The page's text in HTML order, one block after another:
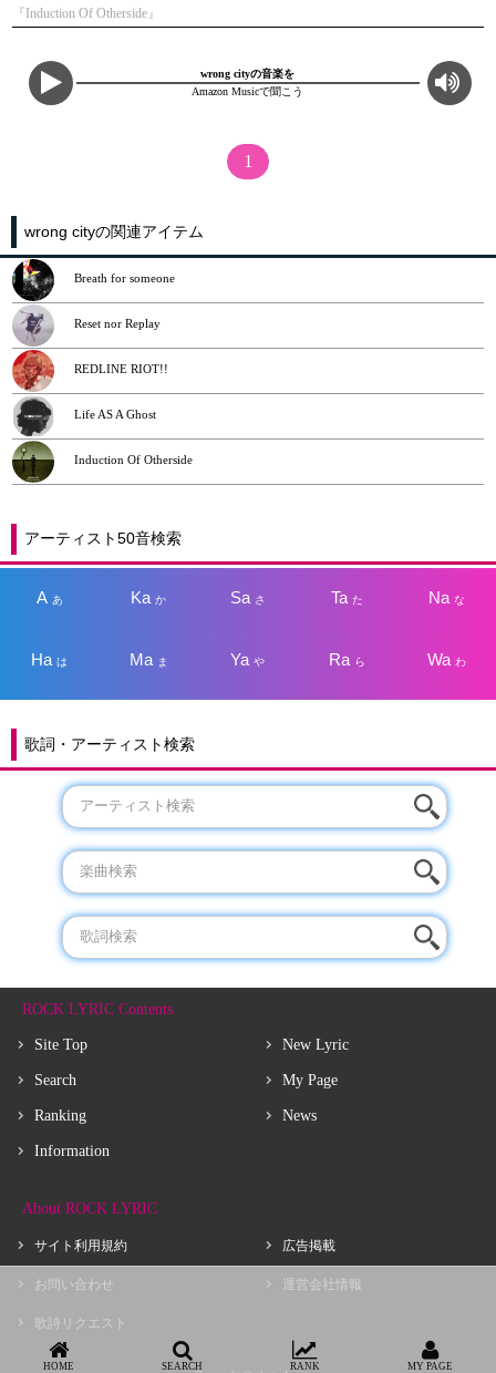
『Induction Of Otherside』
wrong cityの音楽を
Amazon Musicで聞こう
1
wrong cityの関連アイテム
Breath for someone
Reset nor Replay
REDLINE RIOT!!
Life AS A Ghost
Induction Of Otherside
アーティスト50音検索
A あ Kaか Sa さ Taた Na な
Haは Ma ま Yaや Ra ら Wa わ
歌詞・アーティスト検索
ROCK LYRIC Contents
Site Top
Search
Ranking
Information
New Lyric
My Page
News
About ROCK LYRIC
サイト利用規約
お問い合わせ
歌詩リクエスト
広告掲載
運営会社情報
HOME SEARCH RANK MY PAGE